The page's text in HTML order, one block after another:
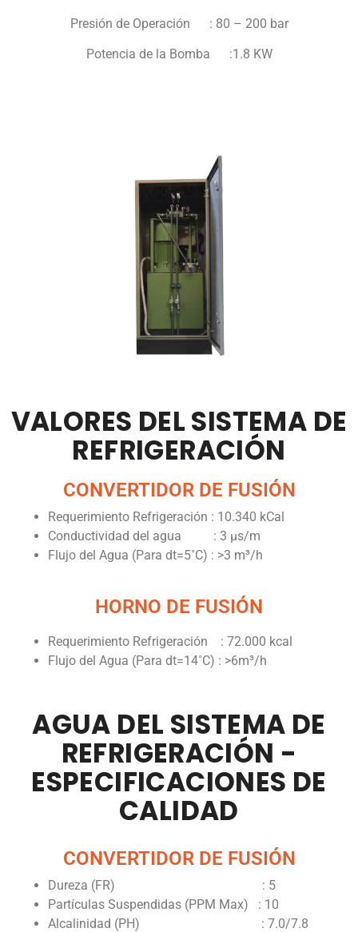
Presión de Operación : 80 – 200 bar
Potencia de la Bomba :1.8 KW
VALORES DEL SISTEMA DE
REFRIGERACIÓN
CONVERTIDOR DE FUSIÓN
Requerimiento Refrigeración : 10.340 kCal
Conductividad del agua : 3 µs/m
Flujo del Agua (Para dt=5˚C) : >3 m³/h
HORNO DE FUSIÓN
Requerimiento Refrigeración : 72.000 kcal
Flujo del Agua (Para dt=14˚C) : >6m³/h
AGUA DEL SISTEMA DE
REFRIGERACIÓN -
ESPECIFICACIONES DE
CALIDAD
CONVERTIDOR DE FUSIÓN
Dureza (FR) : 5
Partículas Suspendidas (PPM Max) : 10
Alcalinidad (PH) : 7.0/7.8